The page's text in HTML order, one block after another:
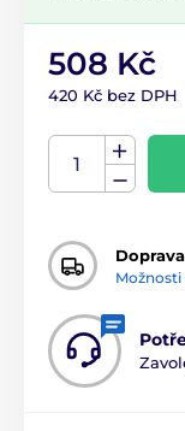
508 Kč
420 Kč bez DPH
Možnosti